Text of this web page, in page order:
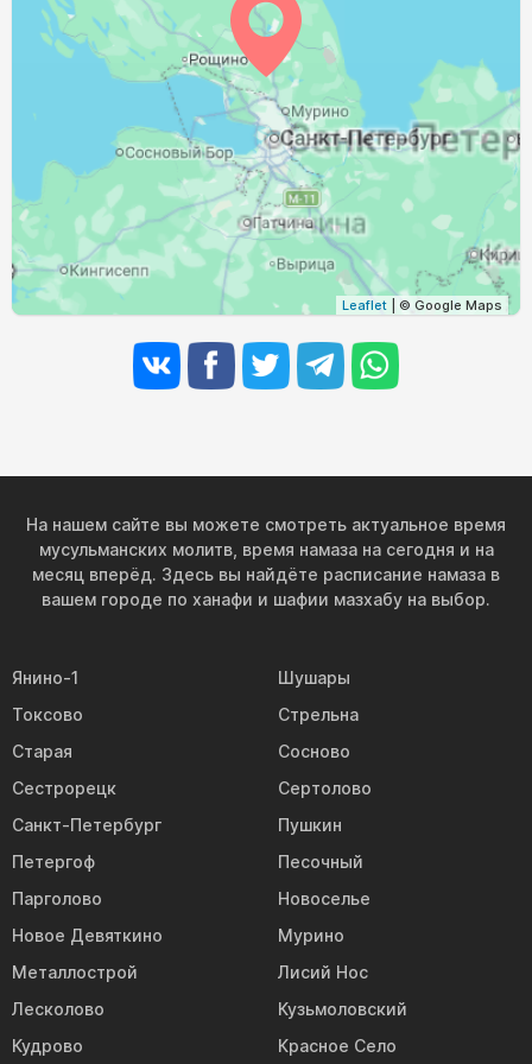
31, Пн 03:16 12:59 16:43
Leaflet | © Google Maps
На нашем сайте вы можете смотреть актуальное время
мусульманских молитв, время намаза на сегодня и на
месяц вперёд. Здесь вы найдёте расписание намаза в
вашем городе по ханафи и шафии мазхабу на выбор.
Янино-1
Шушары
Токсово
Стрельна
Старая
Сосново
Сестрорецк
Сертолово
Санкт-Петербург
Пушкин
Петергоф
Песочный
Парголово
Новоселье
Новое Девяткино
Мурино
Металлострой
Лисий Нос
Лесколово
Кузьмоловский
Кудрово
Красное Село